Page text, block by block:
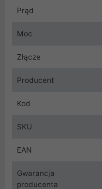
Prąd
Moc
Złącze
Producent
Kod
SKU
EAN
Gwarancja
producenta